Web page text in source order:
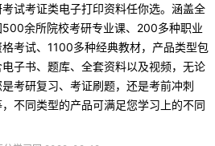
考试考证类电子打印资料任你选。涵盖全
500余所院校考研专业课、200多种职业
格考试、1100多种经典教材，产品类型包
电子书、题库、全套资料以及视频，无论
是考研复习、考证刷题，还是考前冲刺
，不同类型的产品可满足您学习上的不同